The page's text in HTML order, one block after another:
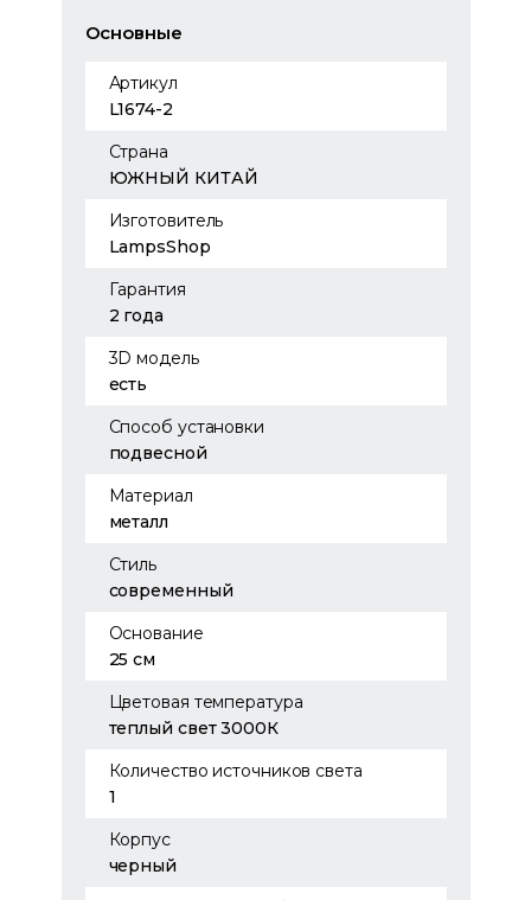
Основные
Артикул
L1674-2
Страна
ЮЖНЫЙ КИТАЙ
Изготовитель
LampsShop
Гарантия
2 года
3D модель
есть
Способ установки
подвесной
Материал
металл
Стиль
современный
Основание
25 см
Цветовая температура
теплый свет 3000К
Количество источников света
1
Корпус
черный